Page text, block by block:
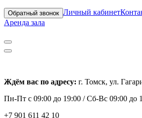
Обратный звонок Личный кабинет
Аренда зала
Ждём вас по адресу: г. Томск, ул.
Пн-Пт с 09:00 до 19:00 /Сб-Вс 09:00 до
+7 901 611 42 10